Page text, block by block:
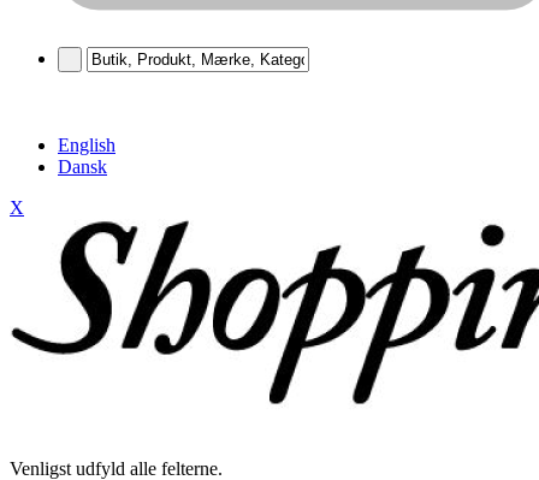
English
Dansk
X
Venligst udfyld alle felterne.